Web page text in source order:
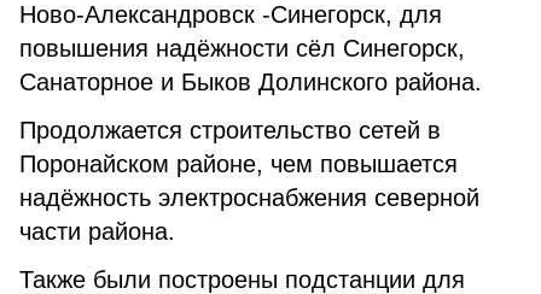
Ново-Александровск -Синегорск, для
повышения надёжности сёл Синегорск,
Санаторное и Быков Долинского района.
Продолжается строительство сетей в
Поронайском районе, чем повышается
надёжность электроснабжения северной
части района.
Также были построены подстанции для